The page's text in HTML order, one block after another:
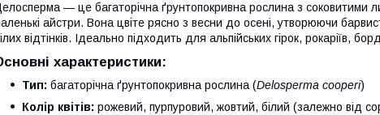
— це багаторічна ґрунтопокривна рослина з соковитими
айстри. Вона цвіте рясно з весни до осені, утворюючи
відтінків. Ідеально підходить для альпійських гірок, рокаріїв,
характеристики:
Тип: багаторічна ґрунтопокривна рослина (Delosperma cooperi)
Колір квітів: рожевий, пурпуровий, жовтий, білий (залежно від